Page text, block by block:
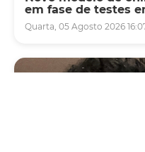
em fase de testes
Quarta, 05 Agosto 2026